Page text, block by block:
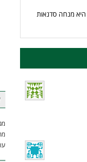
היא מנחה סדנאות